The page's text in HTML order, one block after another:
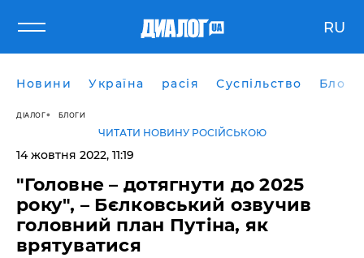
RU
Новини Україна расія Суспільство Блоги
ДІАЛОГ БЛОГИ
ЧИТАТИ НОВИНУ РОСІЙСЬКОЮ
14 жовтня 2022, 11:19
"Головне – дотягнути до 2025
року", – Бєлковський озвучив
головний план Путіна, як
врятуватися